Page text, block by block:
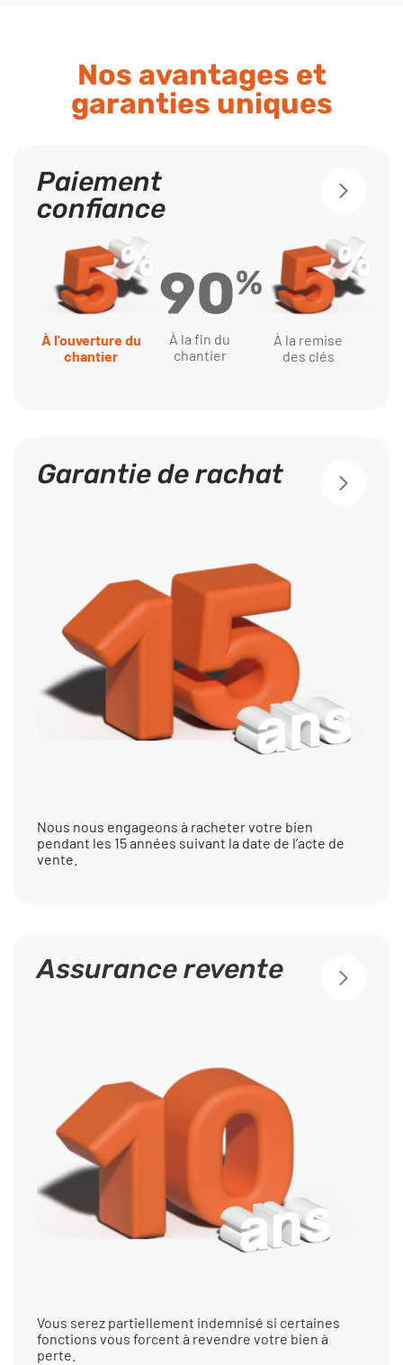
Nos avantages et
garanties uniques
Paiement
confiance
À l'ouverture du
chantier
À la fin du
chantier
À la remise
des clés
Garantie de rachat
Nous nous engageons à racheter votre bien
pendant les 15 années suivant la date de l’acte de
vente.
Assurance revente
Vous serez partiellement indemnisé si certaines
fonctions vous forcent à revendre votre bien à
perte.